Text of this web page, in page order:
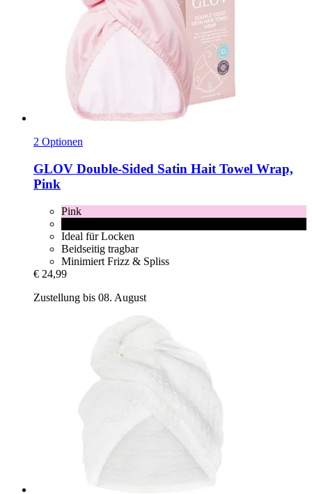
2 Optionen
GLOV Double-​Sided Satin Hait Towel Wrap,
Pink
Pink
Ideal für Locken
Beidseitig tragbar
Minimiert Frizz & Spliss
€ 24,99
Zustellung bis 08. August